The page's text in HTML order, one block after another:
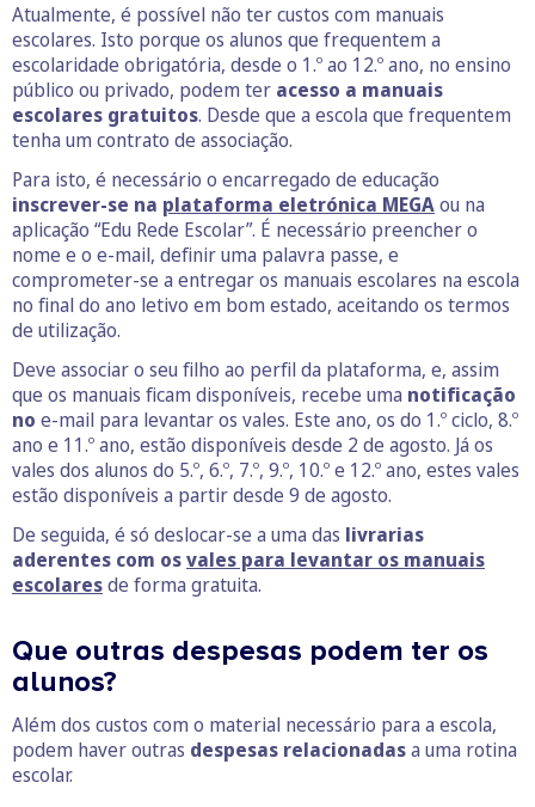
Atualmente, é possível não ter custos com manuais
escolares. Isto porque os alunos que frequentem a
escolaridade obrigatória, desde o 1.º ao 12.º ano, no ensino
público ou privado, podem ter acesso a manuais
escolares gratuitos. Desde que a escola que frequentem
tenha um contrato de associação.
Para isto, é necessário o encarregado de educação
inscrever-se na plataforma eletrónica MEGAou na
aplicação “Edu Rede Escolar”. É necessário preencher o
nome e o e-mail, definir uma palavra passe, e
comprometer-se a entregar os manuais escolares na escola
no final do ano letivo em bom estado, aceitando os termos
de utilização.
Deve associar o seu filho ao perfil da plataforma, e, assim
que os manuais ficam disponíveis, recebe uma notificação
no e-mail para levantar os vales. Este ano, os do 1.º ciclo, 8.º
ano e 11.º ano, estão disponíveis desde 2 de agosto. Já os
vales dos alunos do 5.º, 6.º, 7.º, 9.º, 10.º e 12.º ano, estes vales
estão disponíveis a partir desde 9 de agosto.
De seguida, é só deslocar-se a uma das livrarias
aderentes com osvales para levantar os manuais
escolaresde forma gratuita.
Que outras despesas podem ter os
alunos?
Além dos custos com o material necessário para a escola,
podem haver outras despesas relacionadasa uma rotina
escolar.